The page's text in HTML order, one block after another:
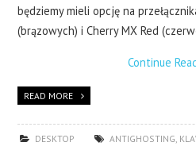
będziemy mieli opcję na
(brązowych) i Cherry MX Red
Continue
READ MORE
DESKTOP ANTIGHOSTING,